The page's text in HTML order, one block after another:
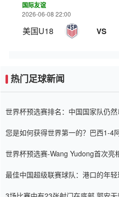
国际友谊
2026-06-08 22:00
美国U18 VS
热门足球新闻
世界杯预选赛排名：中国国家队仍
您是如何获得世界第一的？巴西1-4
世界杯预选赛-Wang Yudong首次亮
最佳中国超级联赛球队：港口的年